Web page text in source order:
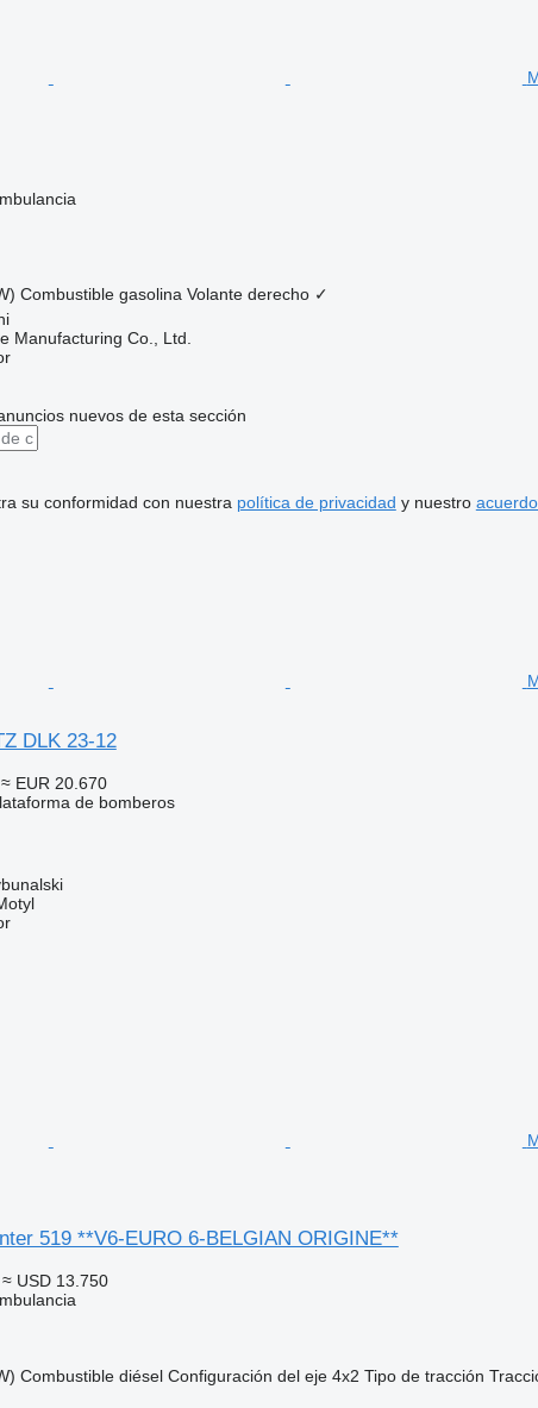
Combustible gasolina Volante derecho ✓
Manufacturing Co., Ltd.
nuevos de esta sección
su conformidad con nuestra política de privacidad y nuestro
DLK 23-12
≈ EUR 20.670
de bomberos
519 **V6-EURO 6-BELGIAN ORIGINE**
≈ USD 13.750
Combustible diésel Configuración del eje 4x2 Tipo de tracción